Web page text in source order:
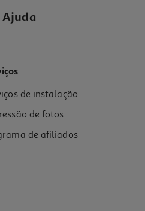
Ajuda
de instalação
de fotos
de afiliados